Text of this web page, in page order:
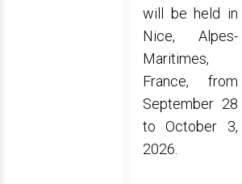
will be held in
Nice, Alpes-
Maritimes,
France, from
September 28
to October 3,
2026.